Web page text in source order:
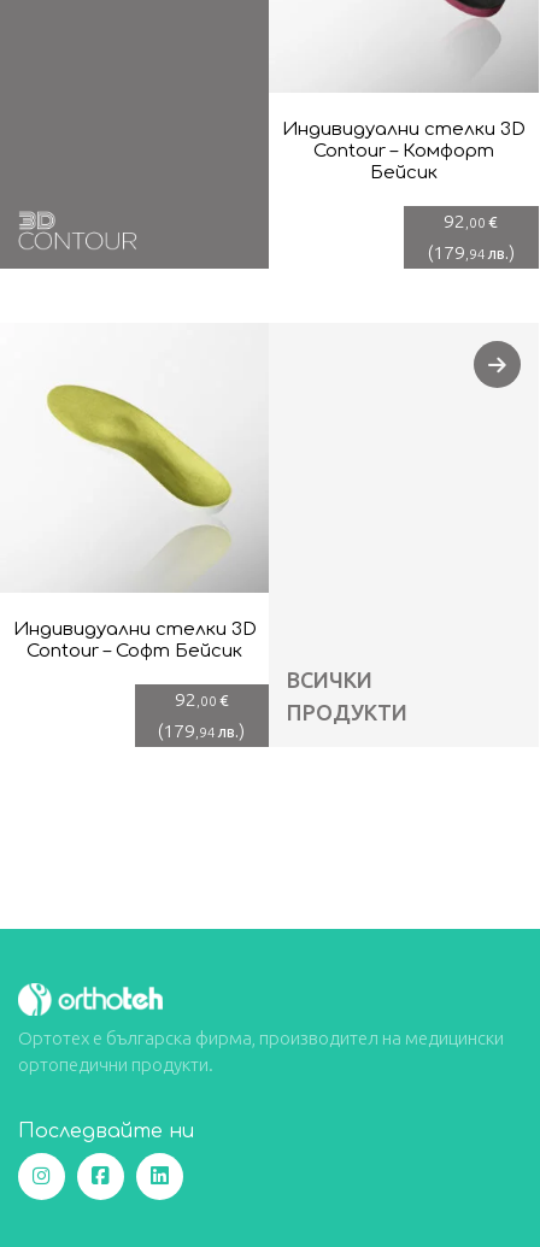
Индивидуални стелки 3D
Contour – Комфорт
Бейсик
92 ,00 €
(179 ,94 лв.)
Индивидуални стелки 3D
Contour – Софт Бейсик
92 ,00 €
(179 ,94 лв.)
ВСИЧКИ
ПРОДУКТИ
Ортотех е българска фирма, производител на медицински
ортопедични продукти.
Последвайте ни